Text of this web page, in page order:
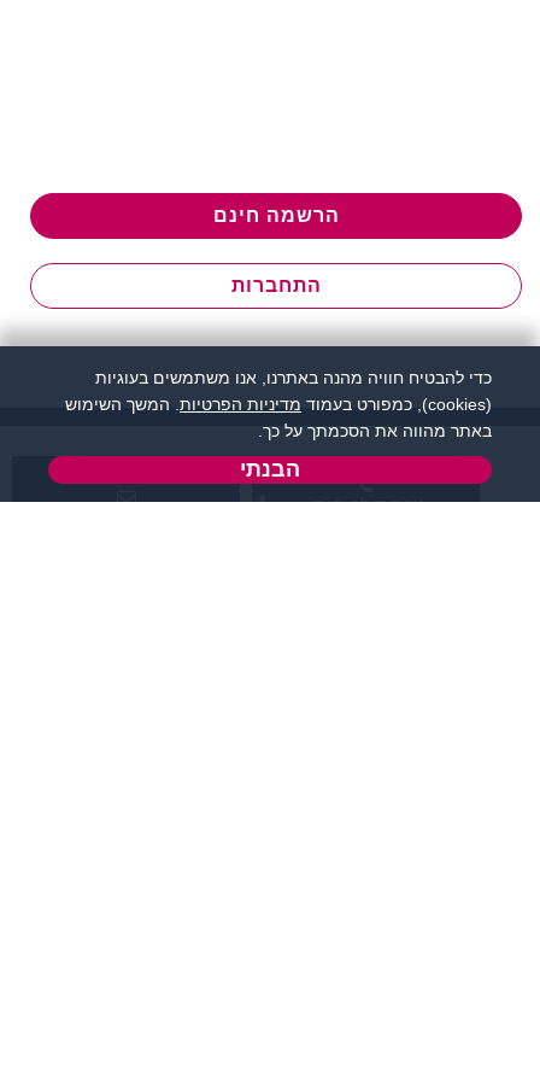
הרשמה חינם
התחברות
שירות לקוחות:
כדי להבטיח חוויה מהנה באתרנו, אנו משתמשים בעוגיות
(cookies), כמפורט בעמוד
מדיניות הפרטיות . המשך השימוש
באתר מהווה את הסכמתך על כך.
הבנתי